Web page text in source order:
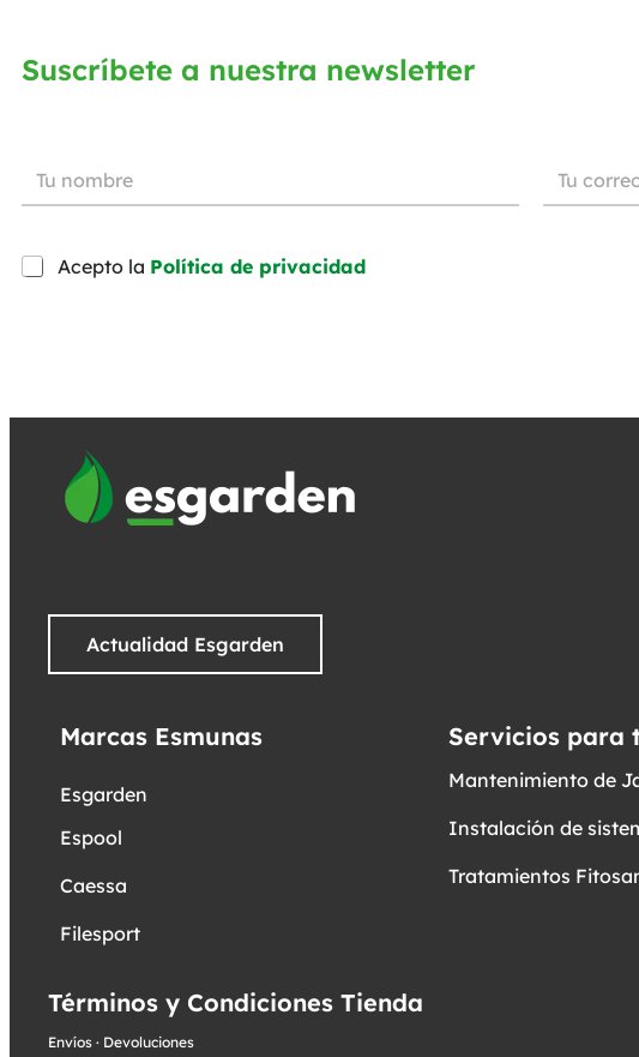
Suscríbete a nuestra newsletter
Acepto la Política de privacidad
Actualidad Esgarden
Marcas Esmunas
Esgarden
Espool
Caessa
Filesport
Servicios para
Mantenimiento de
Instalación de
Tratamientos
Términos y Condiciones Tienda
Envíos · Devoluciones